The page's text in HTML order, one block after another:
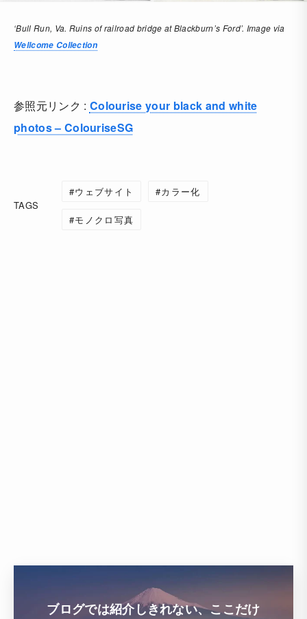
‘Bull Run, Va. Ruins of railroad bridge at Blackburn’s Ford’. Image via
Wellcome Collection
参照元リンク : Colourise your black and white
photos – ColouriseSG
TAGS
ウェブサイト カラー化
モノクロ写真
ブログでは紹介しきれない、ここだけ